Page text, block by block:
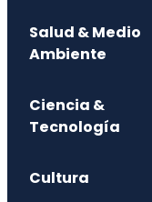
Salud & Medio
Ambiente
Ciencia &
Tecnología
Cultura